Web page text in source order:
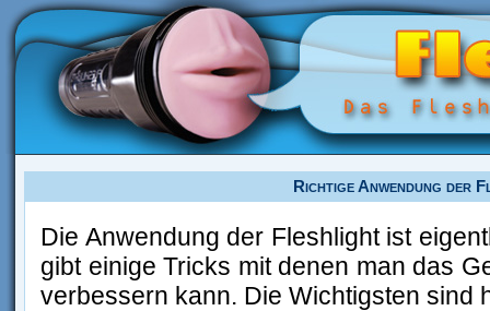
Richtige Anwendung der
Die Anwendung der Fleshlight ist
gibt einige Tricks mit denen man das
verbessern kann. Die Wichtigsten sind